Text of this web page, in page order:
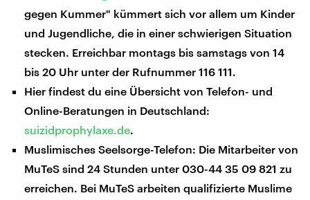
gegen Kummer" kümmert sich vor allem um Kinder
und Jugendliche, die in einer schwierigen Situation
stecken. Erreichbar montags bis samstags von 14
bis 20 Uhr unter der Rufnummer 116 111.
Hier findest du eine Übersicht von Telefon- und
Online-Beratungen in Deutschland:
suizidprophylaxe.de.
Muslimisches Seelsorge-Telefon: Die Mitarbeiter von
MuTeS sind 24 Stunden unter 030-44 35 09 821 zu
erreichen. Bei MuTeS arbeiten qualifizierte Muslime